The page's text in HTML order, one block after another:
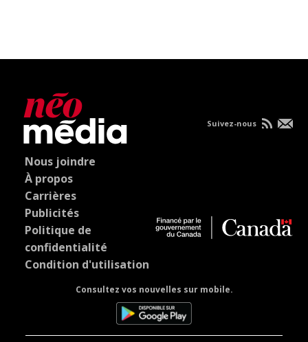
Nous joindre
À propos
Carrières
Publicités
Politique de
confidentialité
Condition d'utilisation
Consultez vos nouvelles sur mobile.
Suivez-nous